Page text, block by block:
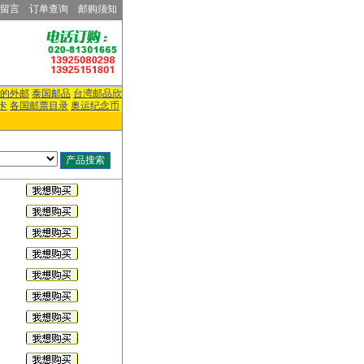
言 订单查询 邮购须知
外邮 泰国邮品 台湾邮品欣
各国邮票目录 奥运纪念币